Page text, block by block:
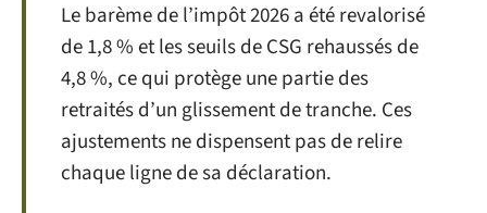
Le barème de l’impôt 2026 a été revalorisé
de 1,8 % et les seuils de CSG rehaussés de
4,8 %, ce qui protège une partie des
retraités d’un glissement de tranche. Ces
ajustements ne dispensent pas de relire
chaque ligne de sa déclaration.